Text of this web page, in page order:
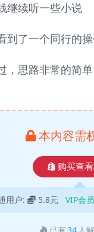
继续听一些小说
到了一个同行的
，思路非常的简
本内容需
购买查
用户: 5.8元 VIP会